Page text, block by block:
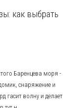
как выбрать
Баренцева моря -
снаряжение и
гасит волну и делает